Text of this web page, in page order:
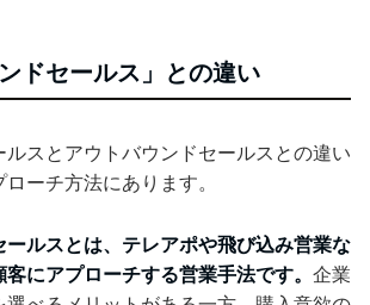
ドセールス」との違い
ルスとアウトバウンドセールスとの違い
ーチ方法にあります。
ールスとは、テレアポや飛び込み営業な
にアプローチする営業手法です。 企業